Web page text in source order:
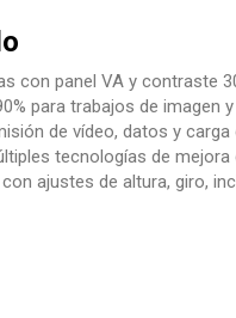
con panel VA y contraste
para trabajos de imagen
de vídeo, datos y carga
tecnologías de mejora
ajustes de altura, giro,